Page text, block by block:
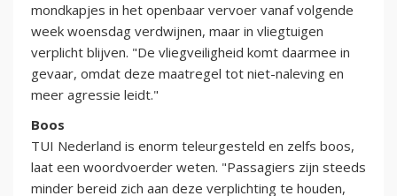
mondkapjes in het openbaar vervoer vanaf volgende
week woensdag verdwijnen, maar in vliegtuigen
verplicht blijven. "De vliegveiligheid komt daarmee in
gevaar, omdat deze maatregel tot niet-naleving en
meer agressie leidt."
Boos
TUI Nederland is enorm teleurgesteld en zelfs boos,
laat een woordvoerder weten. "Passagiers zijn steeds
minder bereid zich aan deze verplichting te houden,